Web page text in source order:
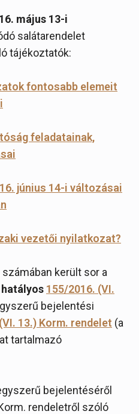
május 13-i
salátarendelet
tájékoztatók:
fontosabb elemeit
feladatainak,
június 14-i változásai
vezetői nyilatkozat?
számában került sor a
155/2016. (VI.
bejelentési
13.) Korm. rendelet (a
tartalmazó
bejelentéséről
rendeletről szóló